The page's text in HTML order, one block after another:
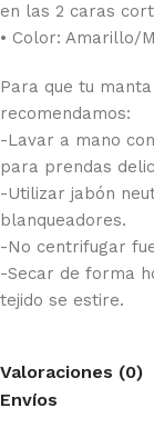
en las 2 caras
• Color: Amarillo/
Para que tu
recomendamos:
-Lavar a mano
para prendas
-Utilizar jabón
blanqueadores.
-No centrifugar
-Secar de forma
tejido se estire.
Valoraciones (0)
Envíos